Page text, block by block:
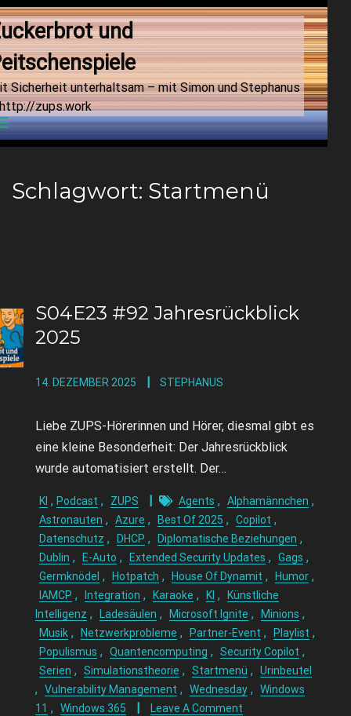
und
Sicherheit unterhaltsam – mit Simon und Stephanus
zups.work
Schlagwort: Startmenü
S04E23 #92 Jahresrückblick
2025
14. DEZEMBER 2025 STEPHANUS
Liebe ZUPS-Hörerinnen und Hörer, diesmal gibt es
eine kleine Besonderheit: Der Jahresrückblick
wurde automatisiert erstellt. Der…
KI , Podcast , ZUPS Agents , Alphamännchen ,
Astronauten , Azure , Best Of 2025 , Copilot ,
Datenschutz , DHCP , Diplomatische Beziehungen ,
Dublin , E-Auto , Extended Security Updates , Gags ,
Germknödel , Hotpatch , House Of Dynamit , Humor ,
IAMCP , Integration , Karaoke , KI ,
Künstliche
Intelligenz , Ladesäulen , Microsoft Ignite , Minions ,
Musik , Netzwerkprobleme , Partner-Event , Playlist ,
Populismus , Quantencomputing , Security Copilot ,
Serien , Simulationstheorie , Startmenü , Urinbeutel
, Vulnerability Management , Wednesday , Windows
11 , Windows 365 Leave A Comment